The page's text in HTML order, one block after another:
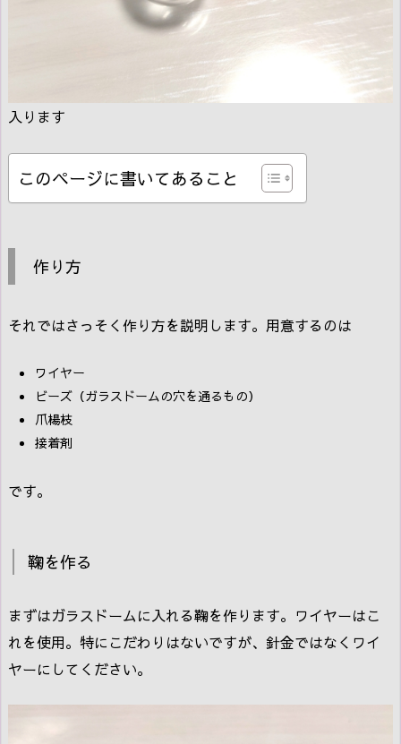
入ります
このページに書いてあること
作り方
それではさっそく作り方を説明します。用意するのは
ワイヤー
ビーズ（ガラスドームの穴を通るもの）
爪楊枝
接着剤
です。
鞠を作る
まずはガラスドームに入れる鞠を作ります。ワイヤーはこ
れを使用。特にこだわりはないですが、針金ではなくワイ
ヤーにしてください。